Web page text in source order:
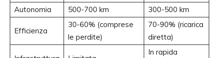
Autonomia
500-700 km 300-500 km
Efficienza
30-60% (comprese
le perdite)
70-90% (ricarica
diretta)
In rapida